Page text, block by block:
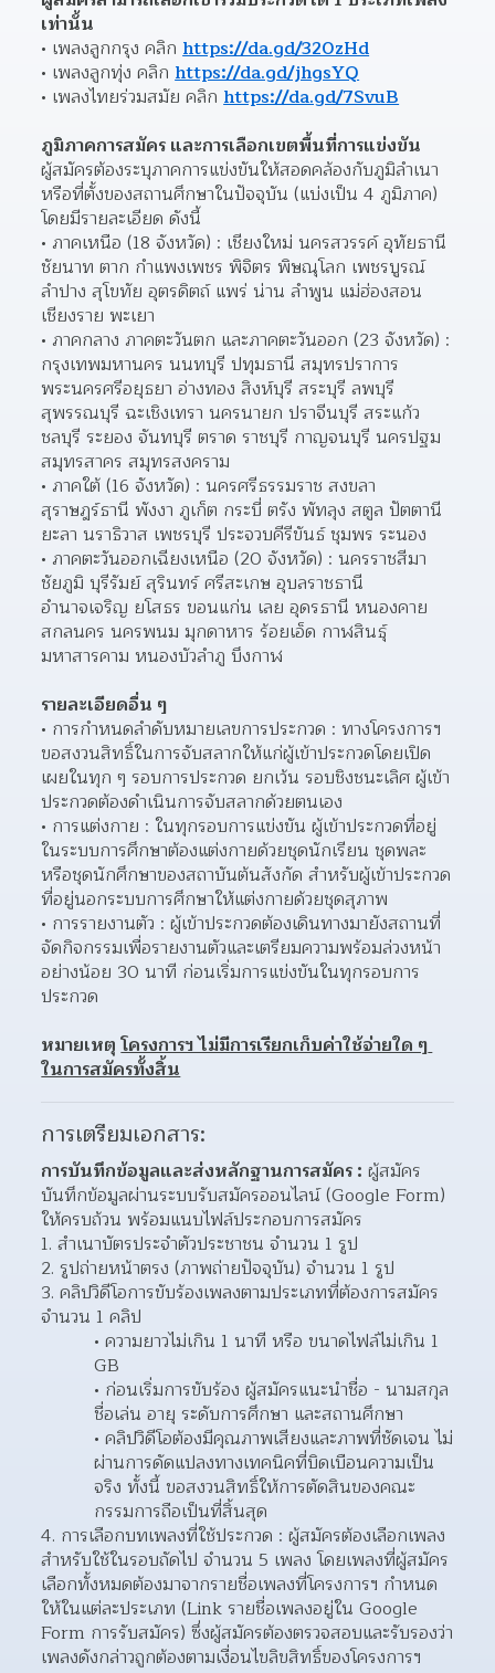
เท่านั้น
เพลงลูกกรุง คลิก https://da.gd/320zHd
เพลงลูกทุ่ง คลิก https://da.gd/jhgsYQ
เพลงไทยร่วมสมัย คลิก https://da.gd/7SvuB
ภูมิภาคการสมัคร และการเลือกเขตพื้นที่การแข่งขัน
ผู้สมัครต้องระบุภาคการแข่งขันให้สอดคล้องกับภูมิลำเนา
หรือที่ตั้งของสถานศึกษาในปัจจุบัน (แบ่งเป็น 4 ภูมิภาค)
โดยมีรายละเอียด ดังนี้
ภาคเหนือ (18 จังหวัด) : เชียงใหม่ นครสวรรค์ อุทัยธานี
ชัยนาท ตาก กำแพงเพชร พิจิตร พิษณุโลก เพชรบูรณ์
ลำปาง สุโขทัย อุตรดิตถ์ แพร่ น่าน ลำพูน แม่ฮ่องสอน
เชียงราย พะเยา
ภาคกลาง ภาคตะวันตก และภาคตะวันออก (23 จังหวัด) :
กรุงเทพมหานคร นนทบุรี ปทุมธานี สมุทรปราการ
พระนครศรีอยุธยา อ่างทอง สิงห์บุรี สระบุรี ลพบุรี
สุพรรณบุรี ฉะเชิงเทรา นครนายก ปราจีนบุรี สระแก้ว
ชลบุรี ระยอง จันทบุรี ตราด ราชบุรี กาญจนบุรี นครปฐม
สมุทรสาคร สมุทรสงคราม
ภาคใต้ (16 จังหวัด) : นครศรีธรรมราช สงขลา
สุราษฎร์ธานี พังงา ภูเก็ต กระบี่ ตรัง พัทลุง สตูล ปัตตานี
ยะลา นราธิวาส เพชรบุรี ประจวบคีรีขันธ์ ชุมพร ระนอง
ภาคตะวันออกเฉียงเหนือ (20 จังหวัด) : นครราชสีมา
ชัยภูมิ บุรีรัมย์ สุรินทร์ ศรีสะเกษ อุบลราชธานี
อำนาจเจริญ ยโสธร ขอนแก่น เลย อุดรธานี หนองคาย
สกลนคร นครพนม มุกดาหาร ร้อยเอ็ด กาฬสินธุ์
มหาสารคาม หนองบัวลำภู บึงกาฬ
รายละเอียดอื่น ๆ
การกำหนดลำดับหมายเลขการประกวด : ทางโครงการฯ
ขอสงวนสิทธิ์ในการจับสลากให้แก่ผู้เข้าประกวดโดยเปิด
เผยในทุก ๆ รอบการประกวด ยกเว้น รอบชิงชนะเลิศ ผู้เข้า
ประกวดต้องดำเนินการจับสลากด้วยตนเอง
การแต่งกาย : ในทุกรอบการแข่งขัน ผู้เข้าประกวดที่อยู่
ในระบบการศึกษาต้องแต่งกายด้วยชุดนักเรียน ชุดพละ
หรือชุดนักศึกษาของสถาบันต้นสังกัด สำหรับผู้เข้าประกวด
ที่อยู่นอกระบบการศึกษาให้แต่งกายด้วยชุดสุภาพ
การรายงานตัว : ผู้เข้าประกวดต้องเดินทางมายังสถานที่
จัดกิจกรรมเพื่อรายงานตัวและเตรียมความพร้อมล่วงหน้า
อย่างน้อย 30 นาที ก่อนเริ่มการแข่งขันในทุกรอบการ
ประกวด
หมายเหตุ โครงการฯ ไม่มีการเรียกเก็บค่าใช้จ่ายใด ๆ
ในการสมัครทั้งสิ้น
การเตรียมเอกสาร:
การบันทึกข้อมูลและส่งหลักฐานการสมัคร : ผู้สมัคร
บันทึกข้อมูลผ่านระบบรับสมัครออนไลน์ (Google Form)
ให้ครบถ้วน พร้อมแนบไฟล์ประกอบการสมัคร
สำเนาบัตรประจำตัวประชาชน จำนวน 1 รูป
รูปถ่ายหน้าตรง (ภาพถ่ายปัจจุบัน) จำนวน 1 รูป
คลิปวิดีโอการขับร้องเพลงตามประเภทที่ต้องการสมัคร
จำนวน 1 คลิป
ความยาวไม่เกิน 1 นาที หรือ ขนาดไฟล์ไม่เกิน 1
GB
ก่อนเริ่มการขับร้อง ผู้สมัครแนะนำชื่อ - นามสกุล
ชื่อเล่น อายุ ระดับการศึกษา และสถานศึกษา
คลิปวิดีโอต้องมีคุณภาพเสียงและภาพที่ชัดเจน ไม่
ผ่านการดัดแปลงทางเทคนิคที่บิดเบือนความเป็น
จริง ทั้งนี้ ขอสงวนสิทธิ์ให้การตัดสินของคณะ
กรรมการถือเป็นที่สิ้นสุด
4. การเลือกบทเพลงที่ใช้ประกวด : ผู้สมัครต้องเลือกเพลง
สำหรับใช้ในรอบถัดไป จำนวน 5 เพลง โดยเพลงที่ผู้สมัคร
เลือกทั้งหมดต้องมาจากรายชื่อเพลงที่โครงการฯ กำหนด
ให้ในแต่ละประเภท (Link รายชื่อเพลงอยู่ใน Google
Form การรับสมัคร) ซึ่งผู้สมัครต้องตรวจสอบและรับรองว่า
เพลงดังกล่าวถูกต้องตามเงื่อนไขลิขสิทธิ์ของโครงการฯ